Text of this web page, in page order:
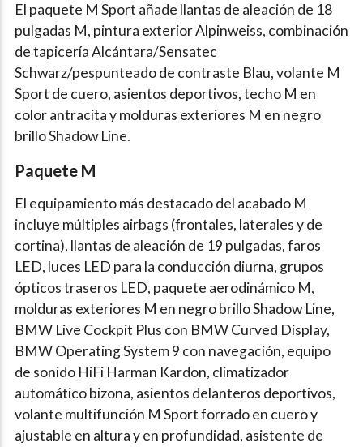
El paquete M Sport añade llantas de aleación de 18
pulgadas M, pintura exterior Alpinweiss, combinación
de tapicería Alcántara/Sensatec
Schwarz/pespunteado de contraste Blau, volante M
Sport de cuero, asientos deportivos, techo M en
color antracita y molduras exteriores M en negro
brillo Shadow Line.
Paquete M
El equipamiento más destacado del acabado M
incluye múltiples airbags (frontales, laterales y de
cortina), llantas de aleación de 19 pulgadas, faros
LED, luces LED para la conducción diurna, grupos
ópticos traseros LED, paquete aerodinámico M,
molduras exteriores M en negro brillo Shadow Line,
BMW Live Cockpit Plus con BMW Curved Display,
BMW Operating System 9 con navegación, equipo
de sonido HiFi Harman Kardon, climatizador
automático bizona, asientos delanteros deportivos,
volante multifunción M Sport forrado en cuero y
ajustable en altura y en profundidad, asistente de